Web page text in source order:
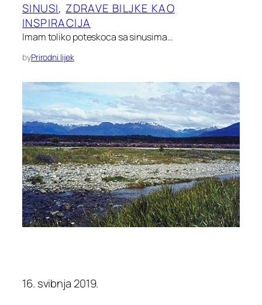
SINUSI, ZDRAVE BILJKE KAO
INSPIRACIJA
Imam toliko poteskoca sa sinusima…
byPrirodni lijek
16. svibnja 2019.